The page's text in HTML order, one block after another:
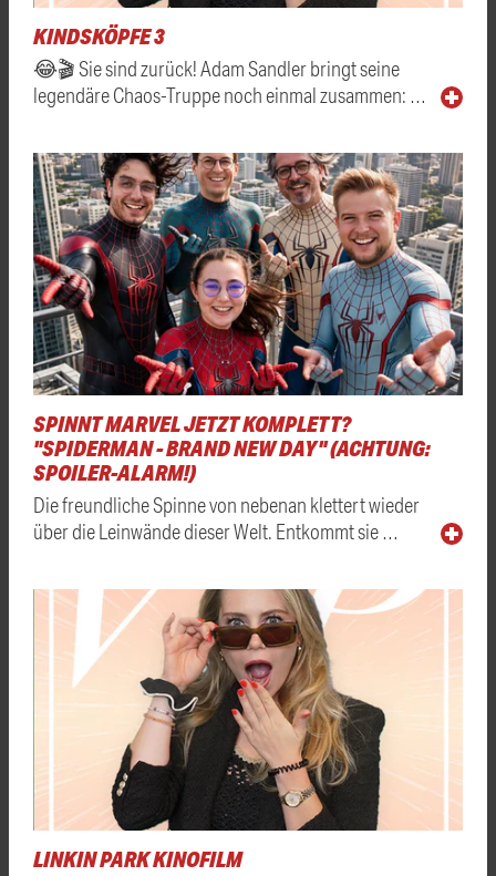
KINDSKÖPFE 3
😂🎬 Sie sind zurück! Adam Sandler bringt seine
legendäre Chaos-Truppe noch einmal zusammen: …
SPINNT MARVEL JETZT KOMPLETT?
"SPIDERMAN - BRAND NEW DAY" (ACHTUNG:
SPOILER-ALARM!)
Die freundliche Spinne von nebenan klettert wieder
über die Leinwände dieser Welt. Entkommt sie …
LINKIN PARK KINOFILM